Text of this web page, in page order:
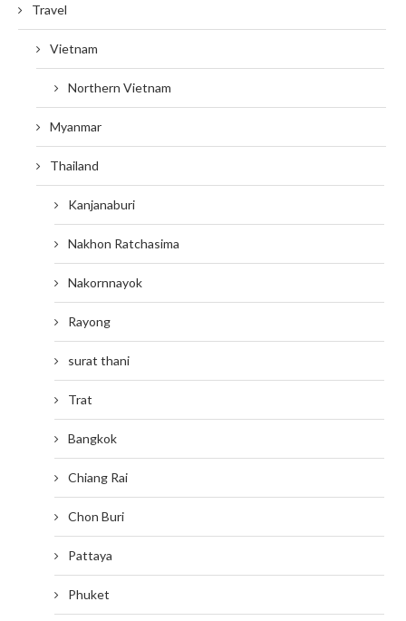
Travel
Vietnam
Northern Vietnam
Myanmar
Thailand
Kanjanaburi
Nakhon Ratchasima
Nakornnayok
Rayong
surat thani
Trat
Bangkok
Chiang Rai
Chon Buri
Pattaya
Phuket